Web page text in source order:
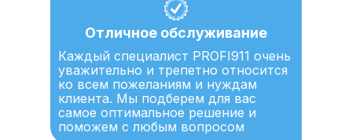
Отличное обслуживание
Каждый специалист PROFI911 очень
уважительно и трепетно относится
ко всем пожеланиям и нуждам
клиента. Мы подберем для вас
самое оптимальное решение и
поможем с любым вопросом